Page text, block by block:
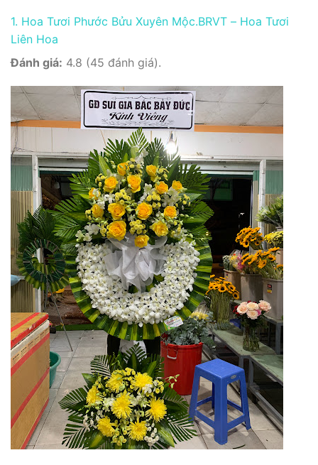
1. Hoa Tươi Phước Bửu Xuyên Mộc.BRVT – Hoa Tươi
Liên Hoa
Đánh giá: 4.8 (45 đánh giá).